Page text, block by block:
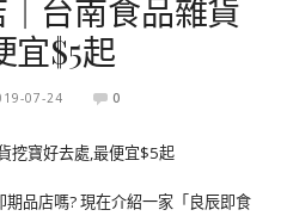
台南食品雜貨
宜$5起
07-24 0
品店嗎? 現在介紹一家「良辰即食